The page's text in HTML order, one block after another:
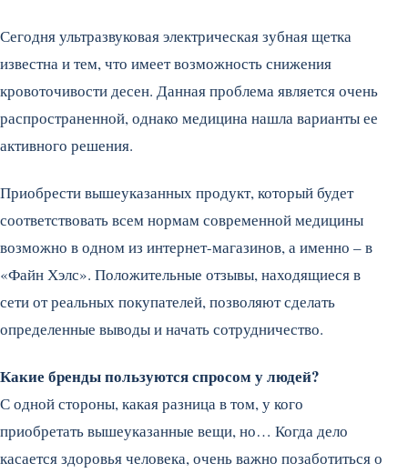
Сегодня ультразвуковая электрическая зубная щетка
известна и тем, что имеет возможность снижения
кровоточивости десен. Данная проблема является очень
распространенной, однако медицина нашла варианты ее
активного решения.
Приобрести вышеуказанных продукт, который будет
соответствовать всем нормам современной медицины
возможно в одном из интернет-магазинов, а именно – в
«Файн Хэлс». Положительные отзывы, находящиеся в
сети от реальных покупателей, позволяют сделать
определенные выводы и начать сотрудничество.
Какие бренды пользуются спросом у людей?
С одной стороны, какая разница в том, у кого
приобретать вышеуказанные вещи, но… Когда дело
касается здоровья человека, очень важно позаботиться о